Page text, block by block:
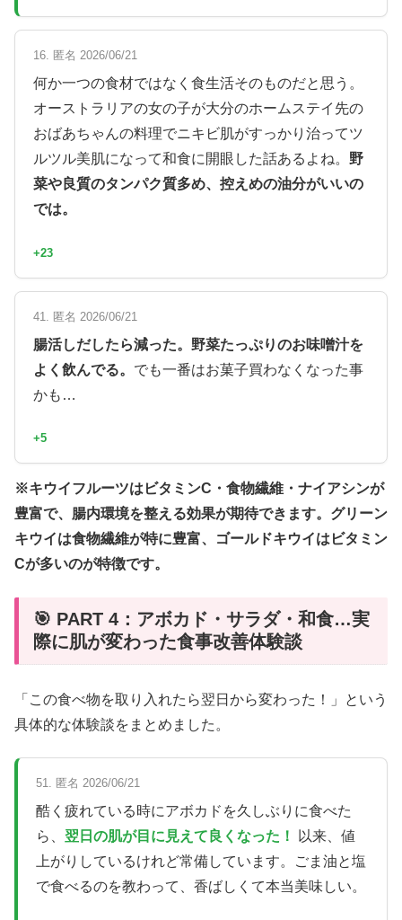
16. 匿名 2026/06/21
何か一つの食材ではなく食生活そのものだと思う。
オーストラリアの女の子が大分のホームステイ先の
おばあちゃんの料理でニキビ肌がすっかり治ってツ
ルツル美肌になって和食に開眼した話あるよね。 野
菜や良質のタンパク質多め、控えめの油分がいいの
では。
+23
41. 匿名 2026/06/21
腸活しだしたら減った。野菜たっぷりのお味噌汁を
よく飲んでる。 でも一番はお菓子買わなくなった事
かも…
+5
※キウイフルーツはビタミンC・食物繊維・ナイアシンが
豊富で、腸内環境を整える効果が期待できます。グリーン
キウイは食物繊維が特に豊富、ゴールドキウイはビタミン
Cが多いのが特徴です。
🎯 PART 4：アボカド・サラダ・和食…実
際に肌が変わった食事改善体験談
「この食べ物を取り入れたら翌日から変わった！」という
具体的な体験談をまとめました。
51. 匿名 2026/06/21
酷く疲れている時にアボカドを久しぶりに食べた
ら、 翌日の肌が目に見えて良くなった！
以来、値
上がりしているけれど常備しています。ごま油と塩
で食べるのを教わって、香ばしくて本当美味しい。